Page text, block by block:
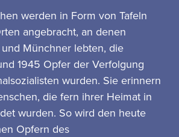
werden in Form von Tafeln
angebracht, an denen
Münchner lebten, die
1945 Opfer der Verfolgung
wurden. Sie erinnern
die fern ihrer Heimat in
wurden. So wird den heute
Opfern des